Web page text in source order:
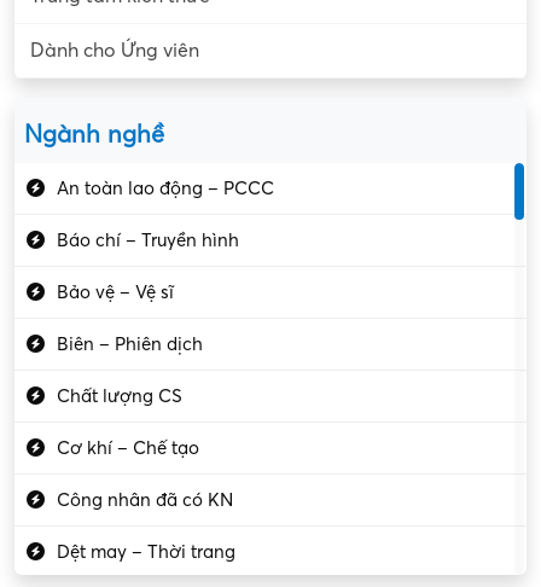
Dành cho Ứng viên
Ngành nghề
An toàn lao động – PCCC
Báo chí – Truyền hình
Bảo vệ – Vệ sĩ
Biên – Phiên dịch
Chất lượng CS
Cơ khí – Chế tạo
Công nhân đã có KN
Dệt may – Thời trang